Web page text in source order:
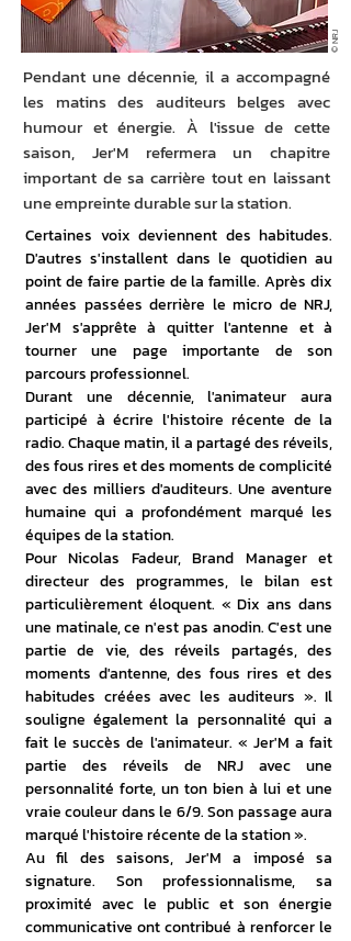
© NRJ
Certaines voix deviennent des habitudes.
D'autres s'installent dans le quotidien au
point de faire partie de la famille. Après dix
années passées derrière le micro de NRJ,
Jer'M s'apprête à quitter l'antenne et à
tourner une page importante de son
parcours professionnel.
Durant une décennie, l'animateur aura
participé à écrire l'histoire récente de la
radio. Chaque matin, il a partagé des réveils,
des fous rires et des moments de complicité
avec des milliers d'auditeurs. Une aventure
humaine qui a profondément marqué les
équipes de la station.
Pour Nicolas Fadeur, Brand Manager et
directeur des programmes, le bilan est
particulièrement éloquent. « Dix ans dans
une matinale, ce n'est pas anodin. C'est une
partie de vie, des réveils partagés, des
moments d'antenne, des fous rires et des
habitudes créées avec les auditeurs ». Il
souligne également la personnalité qui a
fait le succès de l'animateur. « Jer'M a fait
partie des réveils de NRJ avec une
personnalité forte, un ton bien à lui et une
vraie couleur dans le 6/9. Son passage aura
marqué l'histoire récente de la station ».
Au fil des saisons, Jer'M a imposé sa
signature. Son professionnalisme, sa
proximité avec le public et son énergie
communicative ont contribué à renforcer le
Pendant une décennie, il a accompagné
les matins des auditeurs belges avec
humour et énergie. À l'issue de cette
saison, Jer'M refermera un chapitre
important de sa carrière tout en laissant
une empreinte durable sur la station.